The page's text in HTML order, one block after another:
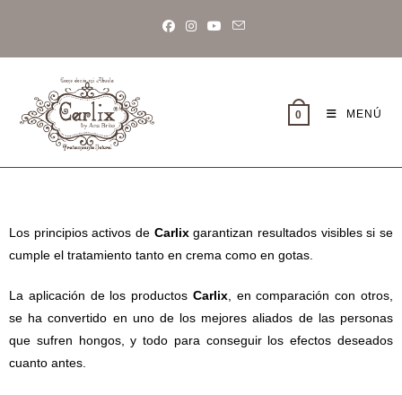
0 MENÚ
Los principios activos de Carlixgarantizan resultados visibles si se
cumple el tratamiento tanto en crema como en gotas.
La aplicación de los productos Carlix, en comparación con otros,
se ha convertido en uno de los mejores aliados de las personas
que sufren hongos, y todo para conseguir los efectos deseados
cuanto antes.